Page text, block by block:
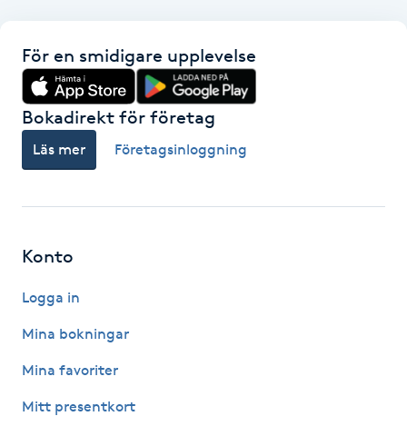
Klippning ungdom
Koppningsmassage
Kosmetisk tatuering
Käkledsbehandling
För en smidigare upplevelse
Bokadirekt för företag
Läs mer Företagsinloggning
Konto
Logga in
Mina bokningar
Mina favoriter
Mitt presentkort